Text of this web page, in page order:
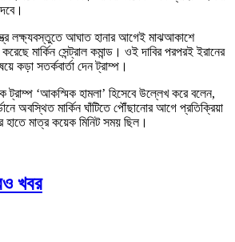
লক্ষ্যবস্তুতে আঘাত হানার আগেই মাঝআকাশে
মার্কিন সেন্ট্রাল কমান্ড। ওই দাবির পরপরই ইরানের
কড়া সতর্কবার্তা দেন ট্রাম্প।
ট্রাম্প ‘আকস্মিক হামলা’ হিসেবে উল্লেখ করে বলেন,
অবস্থিত মার্কিন ঘাঁটিতে পৌঁছানোর আগে প্রতিক্রিয়া
হাতে মাত্র কয়েক মিনিট সময় ছিল।
খবর